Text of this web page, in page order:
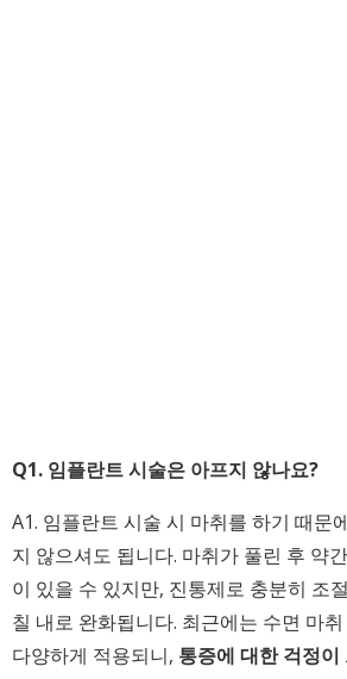
Q1. 임플란트 시술은 아프지 않나요?
A1. 임플란트 시술 시 마취를 하기 때문
지 않으셔도 됩니다. 마취가 풀린 후 약
이 있을 수 있지만, 진통제로 충분히 조
칠 내로 완화됩니다. 최근에는 수면 마
다양하게 적용되니, 통증에 대한 걱정